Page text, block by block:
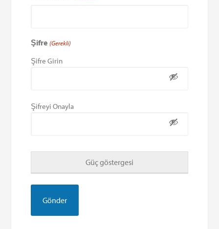
Şifre (Gerekli)
Şifre Girin
Şifreyi Onayla
Güç göstergesi